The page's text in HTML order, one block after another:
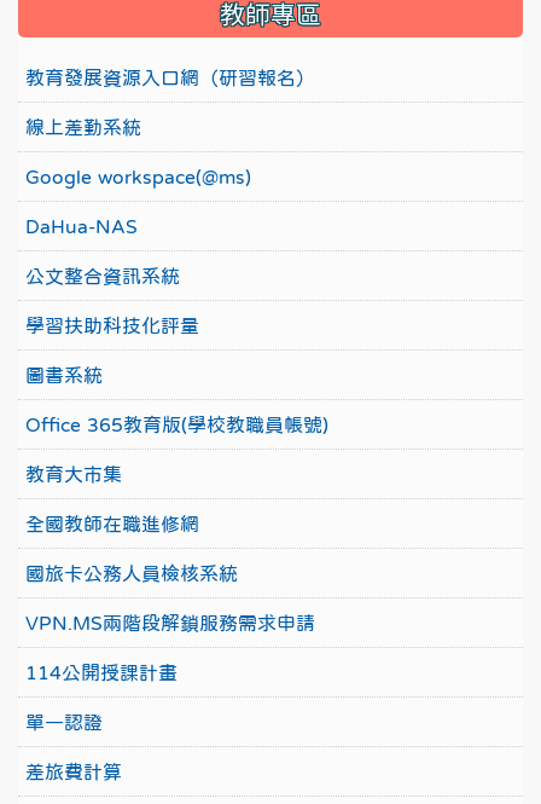
教師專區
教育發展資源入口網（研習報名）
線上差勤系統
Google workspace(@ms)
DaHua-NAS
公文整合資訊系統
學習扶助科技化評量
圖書系統
Office 365教育版(學校教職員帳號)
教育大市集
全國教師在職進修網
國旅卡公務人員檢核系統
VPN.MS兩階段解鎖服務需求申請
114公開授課計畫
單一認證
差旅費計算